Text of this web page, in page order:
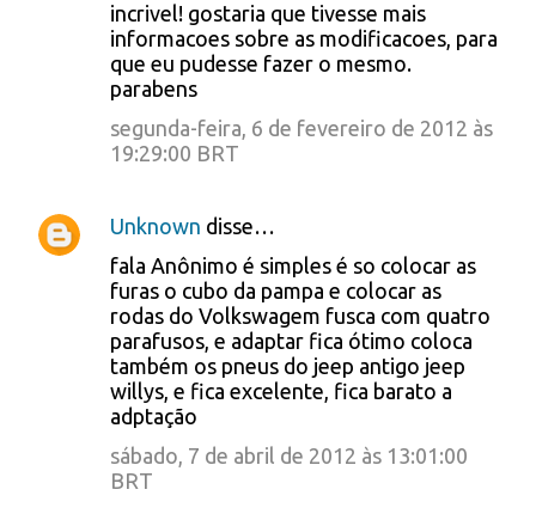
incrivel! gostaria que tivesse mais
informacoes sobre as modificacoes, para
que eu pudesse fazer o mesmo.
parabens
segunda-feira, 6 de fevereiro de 2012 às
19:29:00 BRT
Unknown disse…
fala Anônimo é simples é so colocar as
furas o cubo da pampa e colocar as
rodas do Volkswagem fusca com quatro
parafusos, e adaptar fica ótimo coloca
também os pneus do jeep antigo jeep
willys, e fica excelente, fica barato a
adptação
sábado, 7 de abril de 2012 às 13:01:00
BRT